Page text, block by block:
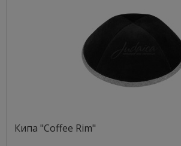
Кипа "Coffee Rim"